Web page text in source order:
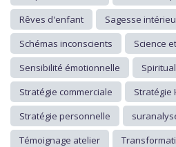
Rêves d'enfant
Sagesse
Schémas inconscients
Science
Sensibilité émotionnelle
Stratégie commerciale
Stratégie
Stratégie personnelle
Témoignage atelier